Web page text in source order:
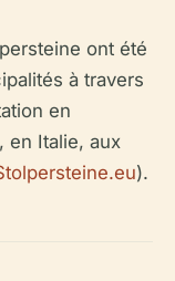
ont été
à travers
en
en Italie, aux
).